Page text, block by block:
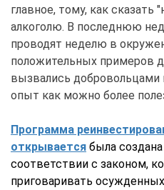
главное, тому, как сказать
алкоголю. В последнюю
проводят неделю в
положительных примеров
вызвались добровольцами
опыт как можно более
Программа
открывается была
соответствии с законом,
приговаривать